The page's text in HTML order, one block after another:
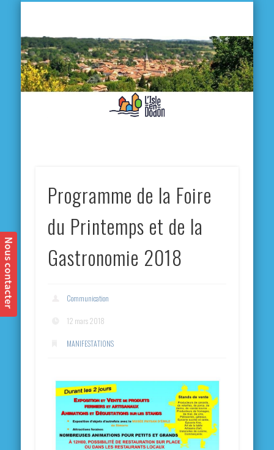
Programme de la Foire
du Printemps et de la
Gastronomie 2018
Communication
12 mars 2018
MANIFESTATIONS